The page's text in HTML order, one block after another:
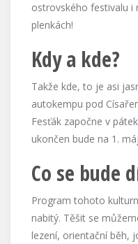
ostrovského festivalu i
plenkách!
Kdy a kde?
Takže kde, to je asi
autokempu pod
Fesťák započne v
ukončen bude na 1.
Co se bude
Program tohoto
nabitý. Těšit se
lezení, orientační běh,